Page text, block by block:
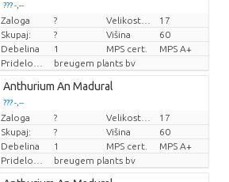
??? -,--
Cena za kos
Zaloga ?
17
Skupaj:
? Višina
60
Debelina
1 MPS cert.
MPS A+
breugem plants bv
Anthurium An Madural
??? -,--
Cena za kos
Zaloga ?
17
Skupaj:
? Višina
60
Debelina
1 MPS cert.
MPS A+
breugem plants bv